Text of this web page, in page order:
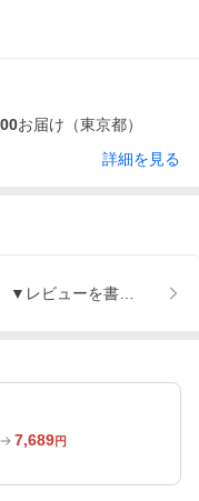
お届け（東京都）
詳細を見る
▼レビューを書いてワク
7,689円